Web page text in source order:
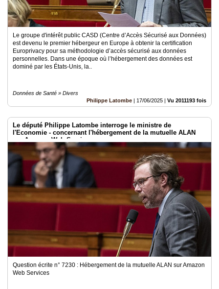
Le groupe d'intérêt public CASD (Centre d’Accès Sécurisé aux Données)
est devenu le premier hébergeur en Europe à obtenir la certification
Europrivacy pour sa méthodologie d’accès sécurisé aux données
personnelles. Dans une époque où l’hébergement des données est
dominé par les États-Unis, la..
Données de Santé » Divers
Philippe Latombe | 17/06/2025 | Vu 2011193 fois
Le député Philippe Latombe interroge le ministre de
l'Economie - concernant l'hébergement de la mutuelle ALAN
sur Amazon Web Services
Question écrite n° 7230 : Hébergement de la mutuelle ALAN sur Amazon
Web Services